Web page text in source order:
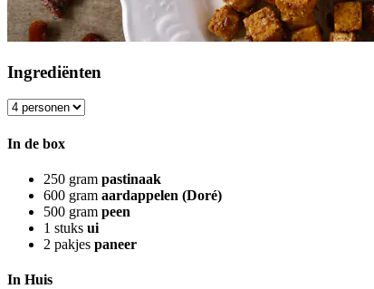
Ingrediënten
In de box
250 gram pastinaak
600 gram aardappelen (Doré)
500 gram peen
1 stuks ui
2 pakjes paneer
In Huis